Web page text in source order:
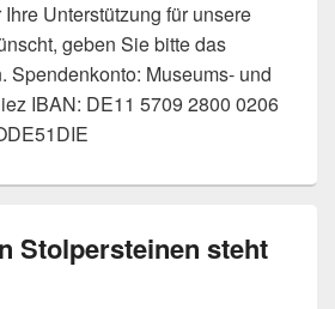
Unterstützung für unsere
geben Sie bitte das
Spendenkonto: Museums- und
IBAN: DE11 5709 2800 0206
Stolpersteinen steht